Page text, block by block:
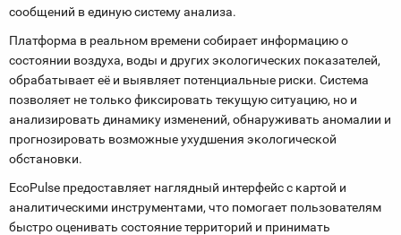
сообщений в единую систему анализа.
Платформа в реальном времени собирает информацию о
состоянии воздуха, воды и других экологических показателей,
обрабатывает её и выявляет потенциальные риски. Система
позволяет не только фиксировать текущую ситуацию, но и
анализировать динамику изменений, обнаруживать аномалии и
прогнозировать возможные ухудшения экологической
обстановки.
EcoPulse предоставляет наглядный интерфейс с картой и
аналитическими инструментами, что помогает пользователям
быстро оценивать состояние территорий и принимать